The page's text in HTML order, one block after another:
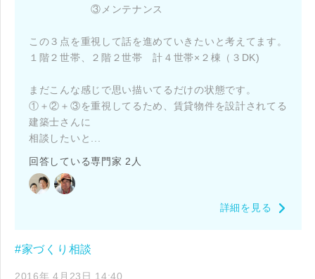
③メンテナンス
この３点を重視して話を進めていきたいと考えてます。
１階２世帯、２階２世帯 計４世帯×２棟（３DK)
まだこんな感じで思い描いてるだけの状態です。
①＋②＋③を重視してるため、賃貸物件を設計されてる
建築士さんに
相談したいと...
回答している専門家 2人
詳細を見る
#家づくり相談
2016年 4月23日 14:40